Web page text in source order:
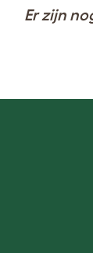
Er zijn